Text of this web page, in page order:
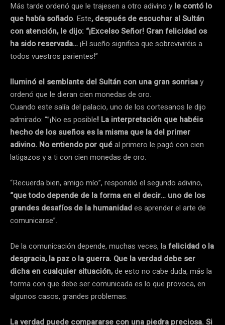
Más tarde ordenó que le trajesen a otro adivino y le contó lo
que había soñado. Este, después de escuchar al Sultán
con atención, le dijo: “¡Excelso Señor! Gran felicidad os
ha sido reservada…¡El sueño significa que sobreviviréis a
todos vuestros parientes!”
Iluminó el semblante del Sultán con una gran sonrisay
ordenó que le dieran cien monedas de oro.
Cuando este salía del palacio, uno de los cortesanos le dijo
admirado: “”¡No es posible! La interpretación que habéis
hecho de los sueños es la misma que la del primer
adivino. No entiendo por quéal primero le pagó con cien
latigazos y a ti con cien monedas de oro.
“Recuerda bien, amigo mío”, respondió el segundo adivino,
“que todo depende de la forma en el decir… uno de los
grandes desafíos de la humanidades aprender el arte de
comunicarse”.
De la comunicación depende, muchas veces, lafelicidad o la
desgracia, la paz o la guerra. Que la verdad debe ser
dicha en cualquier situación,de esto no cabe duda, más la
forma con que debe ser comunicada es lo que provoca, en
algunos casos, grandes problemas.
La verdad puede compararse con una piedra preciosa. Si